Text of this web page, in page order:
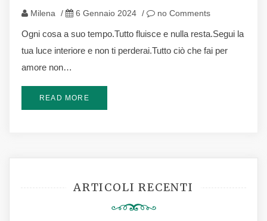
Milena / 6 Gennaio 2024 / no Comments
Ogni cosa a suo tempo.Tutto fluisce e nulla resta.Segui la
tua luce interiore e non ti perderai.Tutto ciò che fai per
amore non…
READ MORE
ARTICOLI RECENTI